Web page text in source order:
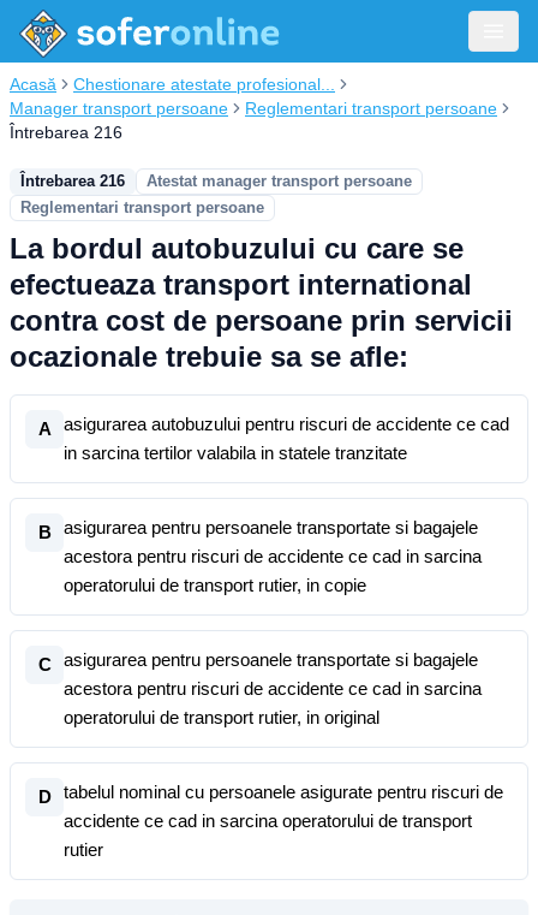
Acasă
Chestionare atestate profesional...
Manager transport persoane
Reglementari transport persoane
Întrebarea 216
Întrebarea 216
Atestat manager transport persoane
Reglementari transport persoane
La bordul autobuzului cu care se
efectueaza transport international
contra cost de persoane prin servicii
ocazionale trebuie sa se afle:
A
asigurarea autobuzului pentru riscuri de accidente ce cad
in sarcina tertilor valabila in statele tranzitate
B
asigurarea pentru persoanele transportate si bagajele
acestora pentru riscuri de accidente ce cad in sarcina
operatorului de transport rutier, in copie
C
asigurarea pentru persoanele transportate si bagajele
acestora pentru riscuri de accidente ce cad in sarcina
operatorului de transport rutier, in original
D
tabelul nominal cu persoanele asigurate pentru riscuri de
accidente ce cad in sarcina operatorului de transport
rutier